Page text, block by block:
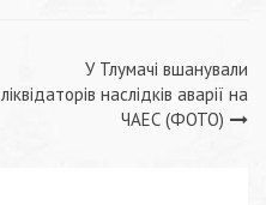
У Тлумачі вшанували
ліквідаторів наслідків аварії на
ЧАЕС (ФОТО)